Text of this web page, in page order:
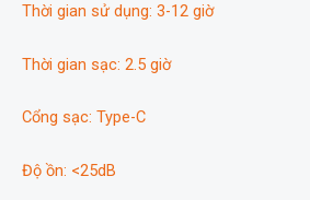
Thời gian sử dụng: 3-12 giờ
Thời gian sạc: 2.5 giờ
Cổng sạc: Type-C
Độ ồn: <25dB